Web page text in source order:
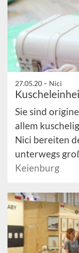
27.05.20 – Nici
Sie sind
allem
Nici bereiten
unterwegs
Keienburg